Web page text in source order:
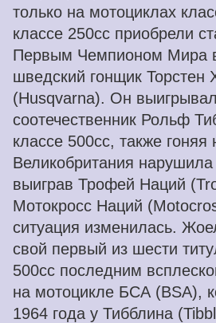
только на мотоциклах
классе 250cc приобрели
Первым Чемпионом Мира
шведский гонщик Торстен
(Husqvarna). Он
соотечественник Рольф
классе 500cc, также
Великобритания
выиграв Трофей Наций
Мотокросс Наций
ситуация изменилась.
свой первый из шести
500cc последним
на мотоцикле БСА (BSA),
1964 года у Тибблина